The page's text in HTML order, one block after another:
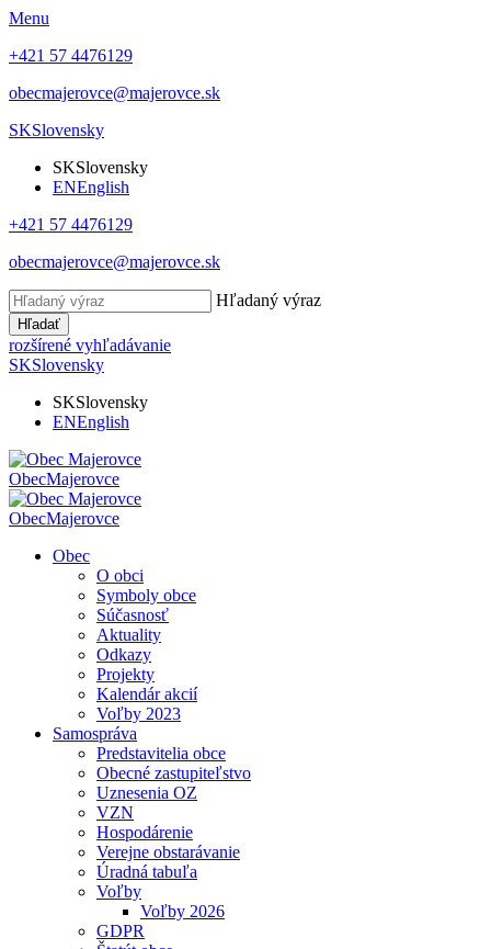
Menu
+421 57 4476129
obecmajerovce@majerovce.sk
SKSlovensky
SKSlovensky
ENEnglish
+421 57 4476129
obecmajerovce@majerovce.sk
Hľadaný výraz
Hľadať
rozšírené vyhľadávanie
SKSlovensky
SKSlovensky
ENEnglish
ObecMajerovce
ObecMajerovce
Obec
O obci
Symboly obce
Súčasnosť
Aktuality
Odkazy
Projekty
Kalendár akcií
Voľby 2023
Samospráva
Predstavitelia obce
Obecné zastupiteľstvo
Uznesenia OZ
VZN
Hospodárenie
Verejne obstarávanie
Úradná tabuľa
Voľby
Voľby 2026
GDPR